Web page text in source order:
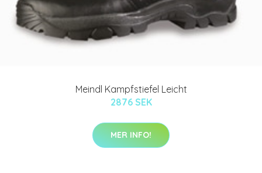
Meindl Kampfstiefel Leicht
2876 SEK
MER INFO!